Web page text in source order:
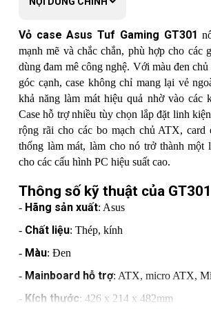
Top: 2 x 120mm
Rear: 1 x 120mm
Maximum GPU Length:
Maximum CPU Cooler
Removable Dust Filters
Front: Combined with Front
Top: Magnetic Filter
Bottom: Filter
Vỏ case Asus Tuf Gaming GT301
mạnh mẽ và chắc chắn, phù hợp cho các
dùng đam mê công nghệ. Với màu đen
góc cạnh, case không chỉ mang lại vẻ
khả năng làm mát hiệu quả nhờ vào các
Case hỗ trợ nhiều tùy chọn lắp đặt linh
rộng rãi cho các bo mạch chủ ATX, card
thống làm mát, làm cho nó trở thành một
cho các cấu hình PC hiệu suất cao.
Thông số kỹ thuật của GT301
- Hãng sản xuất: Asus
- Chất liệu: Thép, kính
- Màu: Đen
- Mainboard hỗ trợ: ATX, micro ATX,
- Kích thước: 426 x 214 x 482mm